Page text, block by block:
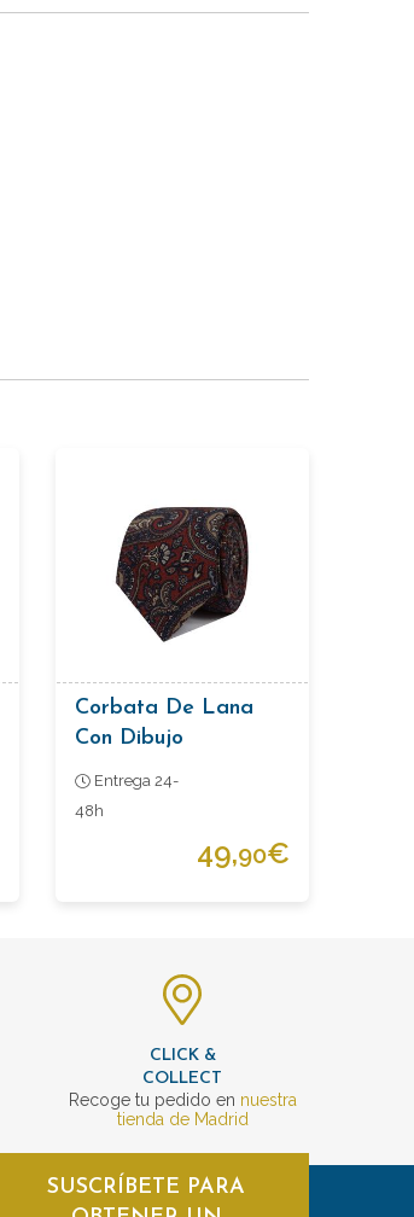
Corbata De Lana
Con Dibujo
Cachemire
Entrega 24-
48h
49,90€
CLICK &
COLLECT
Recoge tu pedido en nuestra
tienda de Madrid
SUSCRÍBETE PARA